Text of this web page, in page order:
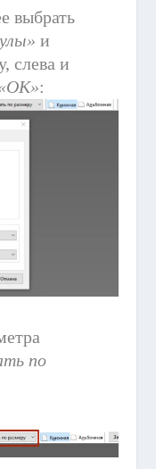
выбрать
и
слева и
:
по